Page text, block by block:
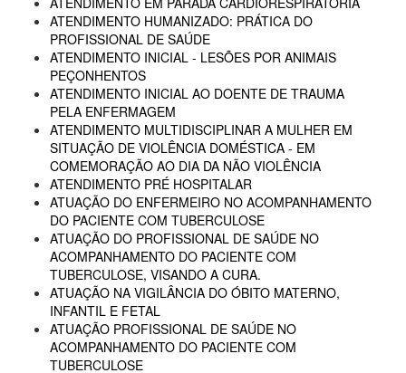
ATENDIMENTO HUMANIZADO: PRÁTICA DO
PROFISSIONAL DE SAÚDE
ATENDIMENTO INICIAL - LESÕES POR ANIMAIS
PEÇONHENTOS
ATENDIMENTO INICIAL AO DOENTE DE TRAUMA
PELA ENFERMAGEM
ATENDIMENTO MULTIDISCIPLINAR A MULHER EM
SITUAÇÃO DE VIOLÊNCIA DOMÉSTICA - EM
COMEMORAÇÃO AO DIA DA NÃO VIOLÊNCIA
ATENDIMENTO PRÉ HOSPITALAR
ATUAÇÃO DO ENFERMEIRO NO ACOMPANHAMENTO
DO PACIENTE COM TUBERCULOSE
ATUAÇÃO DO PROFISSIONAL DE SAÚDE NO
ACOMPANHAMENTO DO PACIENTE COM
TUBERCULOSE, VISANDO A CURA.
ATUAÇÃO NA VIGILÂNCIA DO ÓBITO MATERNO,
INFANTIL E FETAL
ATUAÇÃO PROFISSIONAL DE SAÚDE NO
ACOMPANHAMENTO DO PACIENTE COM
TUBERCULOSE